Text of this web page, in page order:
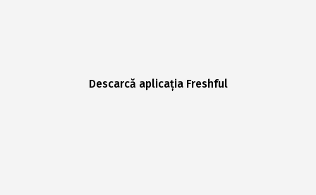
Descarcă aplicația Freshful